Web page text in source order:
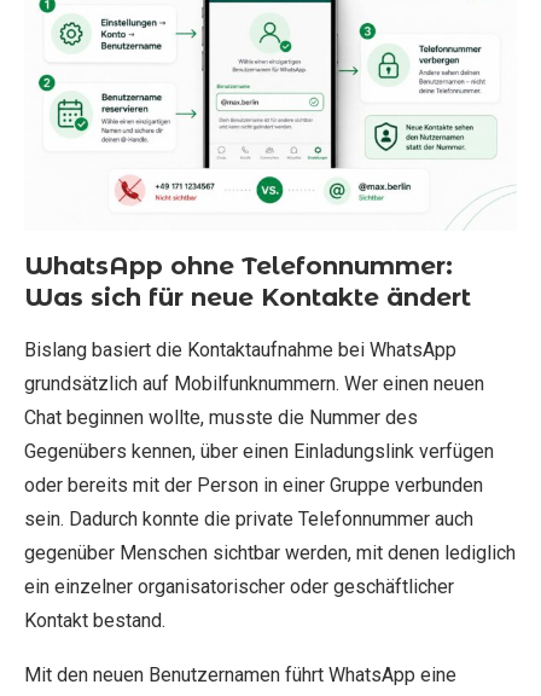
WhatsApp ohne Telefonnummer:
Was sich für neue Kontakte ändert
Bislang basiert die Kontaktaufnahme bei WhatsApp
grundsätzlich auf Mobilfunknummern. Wer einen neuen
Chat beginnen wollte, musste die Nummer des
Gegenübers kennen, über einen Einladungslink verfügen
oder bereits mit der Person in einer Gruppe verbunden
sein. Dadurch konnte die private Telefonnummer auch
gegenüber Menschen sichtbar werden, mit denen lediglich
ein einzelner organisatorischer oder geschäftlicher
Kontakt bestand.
Mit den neuen Benutzernamen führt WhatsApp eine